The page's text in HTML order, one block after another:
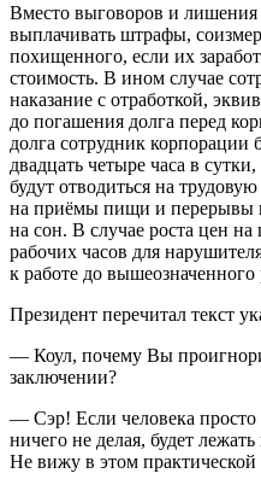
Вместо выговоров и лишения
выплачивать штрафы,
похищенного, если их
стоимость. В ином случае
наказание с отработкой,
до погашения долга перед
долга сотрудник корпорации
двадцать четыре часа в
будут отводиться на
на приёмы пищи и перерывы
на сон. В случае роста цен
рабочих часов для
к работе до
Президент перечитал текст
— Коул, почему Вы
заключении?
— Сэр! Если человека просто
ничего не делая, будет
Не вижу в этом практической